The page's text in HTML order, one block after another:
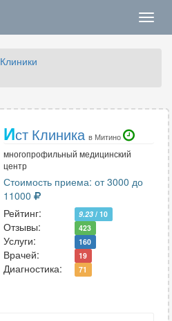
Клиники
Ист Клиника в Митино
многопрофильный медицинский
центр
Стоимость приема: от 3000 до
11000
Рейтинг:
9.23 / 10
Отзывы: 423
Услуги: 160
Врачей: 19
Диагностика: 71